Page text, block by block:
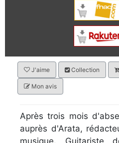
J'aime Collection
Mon avis
Après trois mois
auprès d'Arata,